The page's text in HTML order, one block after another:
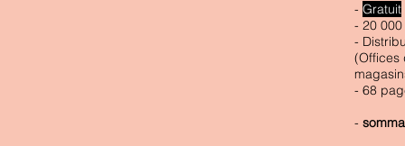
- Gratuit
- 20 000
-
(Offices
- 68
- so